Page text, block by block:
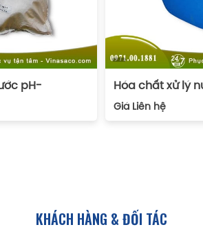
pH- Hóa chất xử lý
Giá Liên hệ
KHÁCH HÀNG & ĐỐI TÁC